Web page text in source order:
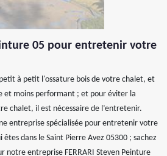
05 pour entretenir votre
à petit l'ossature bois de votre chalet, et
et moins performant ; et pour éviter la
chalet, il est nécessaire de l’entretenir.
entreprise spécialisée pour entretenir votre
êtes dans le Saint Pierre Avez 05300 ; sachez
notre entreprise FERRARI Steven Peinture